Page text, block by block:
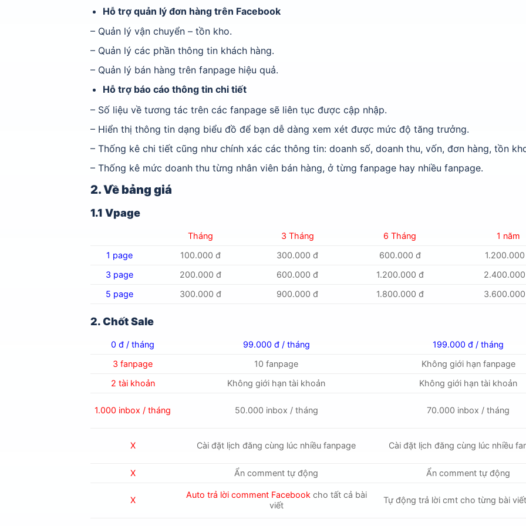
Hỗ trợ quản lý đơn hàng trên Facebook
– Quản lý vận chuyển – tồn kho.
– Quản lý các phần thông tin khách hàng.
– Quản lý bán hàng trên fanpage hiệu quả.
Hỗ trợ báo cáo thông tin chi tiết
– Số liệu về tương tác trên các fanpage sẽ liên tục được cập nhập.
– Hiển thị thông tin dạng biểu đồ để bạn dễ dàng xem xét được mức độ tăng trưởng.
– Thống kê chi tiết cũng như chính xác các thông tin: doanh số, doanh thu, vốn, đơn hàng, tồn
– Thống kê mức doanh thu từng nhân viên bán hàng, ở từng fanpage hay nhiều fanpage.
2. Về bảng giá
1.1 Vpage
Tháng 3 Tháng 6 Tháng
1 năm
1 page
100.000 đ 300.000 đ 600.000 đ
3 page
200.000 đ 600.000 đ 1.200.000 đ
5 page
300.000 đ 900.000 đ 1.800.000 đ
2. Chốt Sale
0 đ / tháng 99.000 đ / tháng
199.000 đ / tháng
3 fanpage
10 fanpage
Không giới hạn fanpage
2 tài khoản
Không giới hạn tài khoản Không giới hạn tài khoản
1.000 inbox / tháng 50.000 inbox / tháng 70.000 inbox / tháng
X Cài đặt lịch đăng cùng lúc nhiều fanpage Cài đặt lịch đăng cùng lúc nhiều
X Ẩn comment tự động Ẩn comment tự động
X
Auto trả lời comment Facebook cho tất cả bài
viết
Tự động trả lời cmt cho từng bài